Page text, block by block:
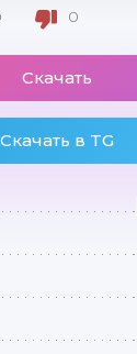
0
Скачать
Скачать в TG